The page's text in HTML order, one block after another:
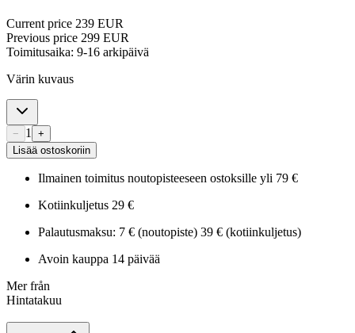
Current price 239 EUR
Previous price 299 EUR
Toimitusaika: 9-16 arkipäivä
Värin kuvaus
− 1
+
Lisää ostoskoriin
Ilmainen toimitus noutopisteeseen ostoksille yli 79 €
Kotiinkuljetus 29 €
Palautusmaksu: 7 € (noutopiste) 39 € (kotiinkuljetus)
Avoin kauppa 14 päivää
Mer från
Hintatakuu